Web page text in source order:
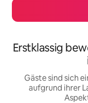
Erstklassig
Gäste sind sich
aufgrund ihrer